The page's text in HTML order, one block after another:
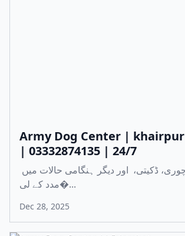
Army Dog Center | khairpur
| 03332874135 | 24/7
مدد کے لی�...
Dec 28, 2025